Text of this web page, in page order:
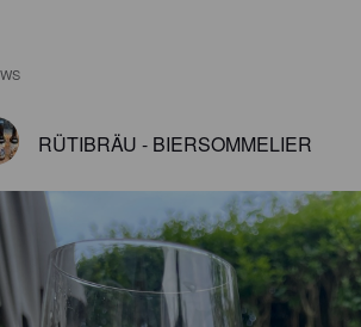
RÜTIBRÄU - BIERSOMMELIER